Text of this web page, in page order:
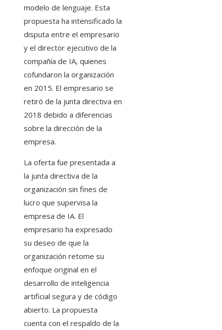
modelo de lenguaje. Esta
propuesta ha intensificado la
disputa entre el empresario
y el director ejecutivo de la
compañía de IA, quienes
cofundaron la organización
en 2015. El empresario se
retiró de la junta directiva en
2018 debido a diferencias
sobre la dirección de la
empresa.
La oferta fue presentada a
la junta directiva de la
organización sin fines de
lucro que supervisa la
empresa de IA. El
empresario ha expresado
su deseo de que la
organización retome su
enfoque original en el
desarrollo de inteligencia
artificial segura y de código
abierto. La propuesta
cuenta con el respaldo de la